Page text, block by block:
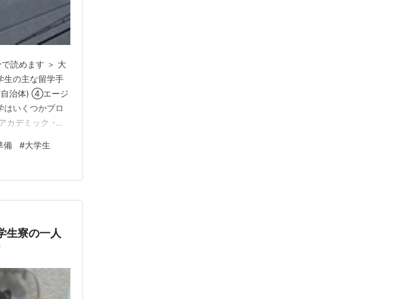
読めます ＞ 大
生の主な留学手
治体) ④エージ
いくつかプロ
カデミック ･単
できる ･ 〃 の
備 #大学生
生寮の一人